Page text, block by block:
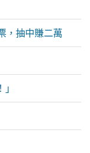
，抽中賺二萬